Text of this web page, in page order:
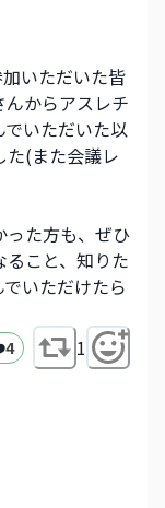
いただいた皆
からアスレチ
いただいた以
た(また会議レ
った方も、ぜひ
こと、知りた
いただけたら
4
1